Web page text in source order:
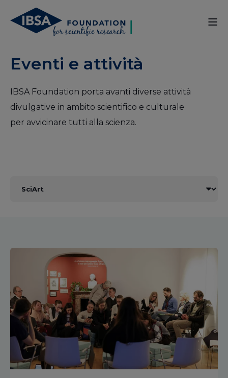
Eventi e attività
IBSA Foundation porta avanti diverse attività
divulgative in ambito scientifico e culturale
per avvicinare tutti alla scienza.